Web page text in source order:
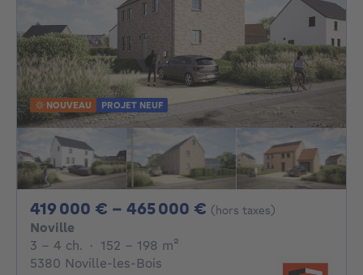
NOUVEAU PROJET NEUF
419 000 € - 465 000 € De 419000€ À
(hors taxes)
Noville
3 - 4 Chambres
3 - 4 ch. · 152 - 198 m²
5380 Noville-les-Bois